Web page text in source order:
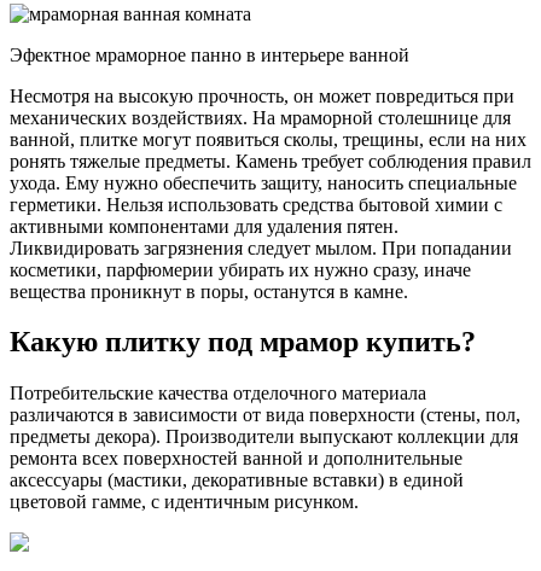
Эфектное мраморное панно в интерьере ванной
Несмотря на высокую прочность, он может повредиться при
механических воздействиях. На мраморной столешнице для
ванной, плитке могут появиться сколы, трещины, если на них
ронять тяжелые предметы. Камень требует соблюдения правил
ухода. Ему нужно обеспечить защиту, наносить специальные
герметики. Нельзя использовать средства бытовой химии с
активными компонентами для удаления пятен.
Ликвидировать загрязнения следует мылом. При попадании
косметики, парфюмерии убирать их нужно сразу, иначе
вещества проникнут в поры, останутся в камне.
Какую плитку под мрамор купить?
Потребительские качества отделочного материала
различаются в зависимости от вида поверхности (стены, пол,
предметы декора). Производители выпускают коллекции для
ремонта всех поверхностей ванной и дополнительные
аксессуары (мастики, декоративные вставки) в единой
цветовой гамме, с идентичным рисунком.